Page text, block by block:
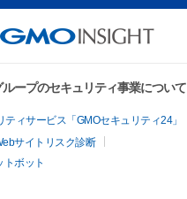
ープのセキュリティ事業について
ィサービス「GMOセキュリティ24」
サイトリスク診断
ボット